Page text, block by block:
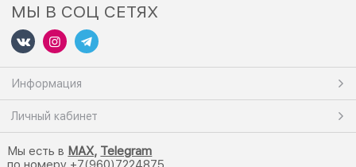
МЫ В СОЦ СЕТЯХ
Информация
Личный кабинет
Мы есть в MAX, Telegram